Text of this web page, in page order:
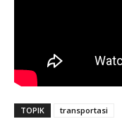
TOPIK transportasi